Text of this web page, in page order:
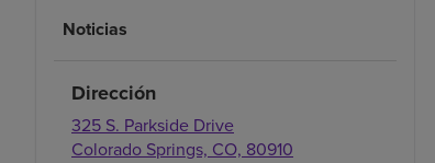
Noticias
Dirección
325 S. Parkside Drive
Colorado Springs, CO, 80910